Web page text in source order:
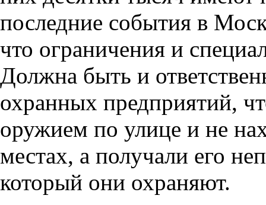
последние события в
что ограничения и
Должна быть и
охранных предприятий,
оружием по улице и не
местах, а получали его
который они охраняют.